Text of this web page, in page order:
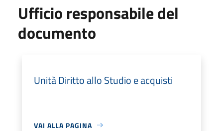
Ufficio responsabile del
documento
Unità Diritto allo Studio e acquisti
VAI ALLA PAGINA